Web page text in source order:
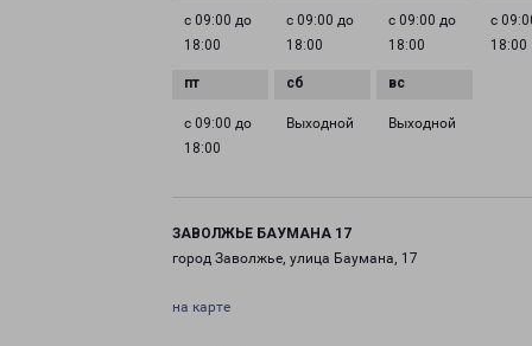
с 09:00 до
18:00
с 09:00 до
18:00
с 09:00 до
18:00
с
18:00
с 09:00 до
18:00
Выходной Выходной
ЗАВОЛЖЬЕ БАУМАНА 17
город Заволжье, улица Баумана, 17
на карте